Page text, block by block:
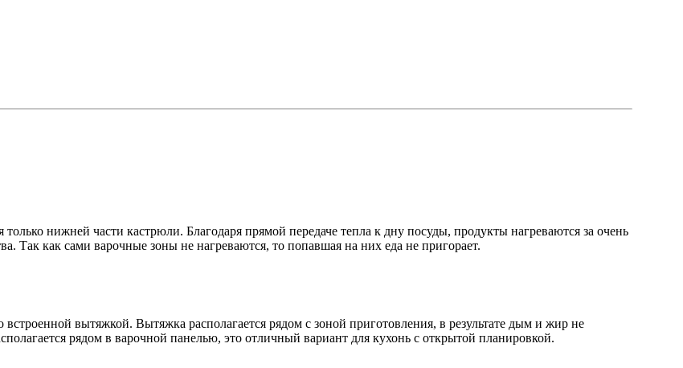
нижней части кастрюли. Благодаря прямой передаче тепла к дну посуды, продукты нагреваются за очень
Так как сами варочные зоны не нагреваются, то попавшая на них еда не пригорает.
вытяжкой. Вытяжка располагается рядом с зоной приготовления, в результате дым и жир не
рядом в варочной панелью, это отличный вариант для кухонь с открытой планировкой.